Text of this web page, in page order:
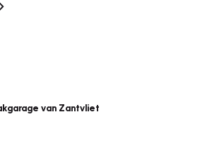
van Zantvliet